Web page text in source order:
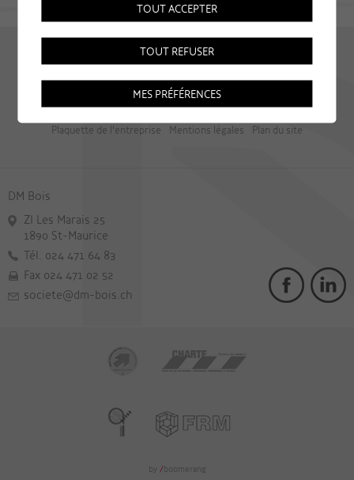
Plaquette de l'entreprise Mentions légales Plan du site
DM Bois
ZI Les Marais 25
1890 St-Maurice
Tél. 024 471 64 83
Fax 024 471 02 52
societe@dm-bois.ch
by /boomerang
TOUT ACCEPTER
TOUT REFUSER
MES PRÉFÉRENCES